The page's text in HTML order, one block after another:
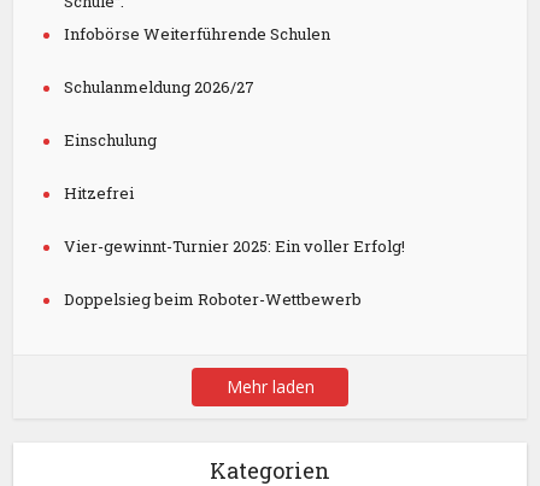
Infobörse Weiterführende Schulen
Schulanmeldung 2026/27
Einschulung
Hitzefrei
Vier-gewinnt-Turnier 2025: Ein voller Erfolg!
Doppelsieg beim Roboter-Wettbewerb
Mehr laden
Kategorien